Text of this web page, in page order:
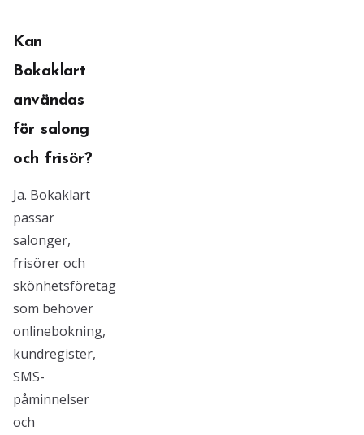
Kan
Bokaklart
användas
för salong
och frisör?
Ja. Bokaklart
passar
salonger,
frisörer och
skönhetsföretag
som behöver
onlinebokning,
kundregister,
SMS-
påminnelser
och